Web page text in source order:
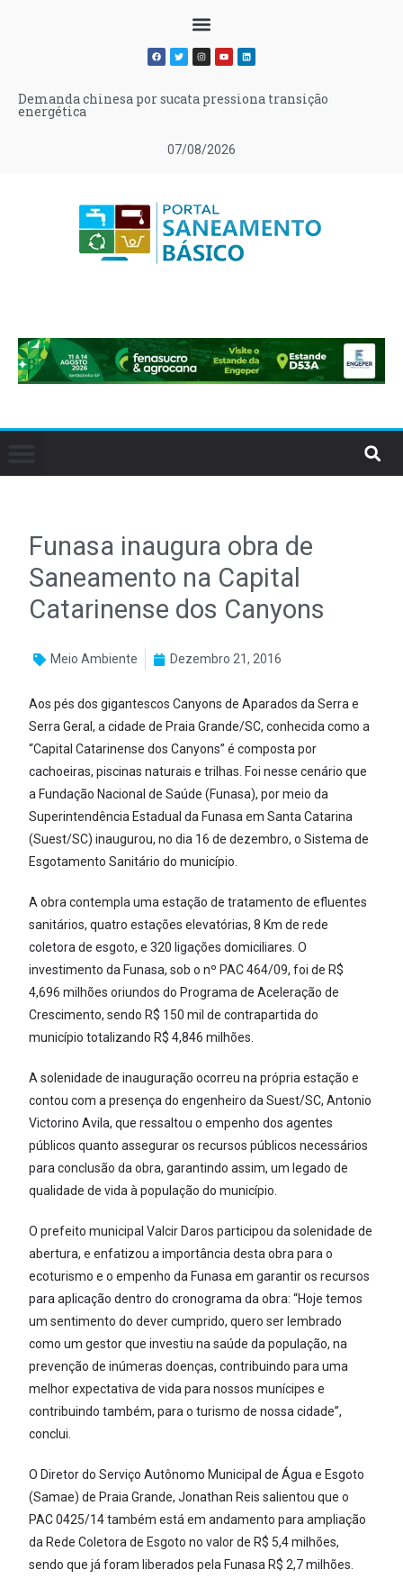
07/08/2026
Demanda chinesa por sucata pressiona transição
energética
Funasa inaugura obra de
Saneamento na Capital
Catarinense dos Canyons
Meio Ambiente Dezembro 21, 2016
Aos pés dos gigantescos Canyons de Aparados da Serra e
Serra Geral, a cidade de Praia Grande/SC, conhecida como a
“Capital Catarinense dos Canyons” é composta por
cachoeiras, piscinas naturais e trilhas. Foi nesse cenário que
a Fundação Nacional de Saúde (Funasa), por meio da
Superintendência Estadual da Funasa em Santa Catarina
(Suest/SC) inaugurou, no dia 16 de dezembro, o Sistema de
Esgotamento Sanitário do município.
A obra contempla uma estação de tratamento de efluentes
sanitários, quatro estações elevatórias, 8 Km de rede
coletora de esgoto, e 320 ligações domiciliares. O
investimento da Funasa, sob o nº PAC 464/09, foi de R$
4,696 milhões oriundos do Programa de Aceleração de
Crescimento, sendo R$ 150 mil de contrapartida do
município totalizando R$ 4,846 milhões.
A solenidade de inauguração ocorreu na própria estação e
contou com a presença do engenheiro da Suest/SC, Antonio
Victorino Avila, que ressaltou o empenho dos agentes
públicos quanto assegurar os recursos públicos necessários
para conclusão da obra, garantindo assim, um legado de
qualidade de vida à população do município.
O prefeito municipal Valcir Daros participou da solenidade de
abertura, e enfatizou a importância desta obra para o
ecoturismo e o empenho da Funasa em garantir os recursos
para aplicação dentro do cronograma da obra: “Hoje temos
um sentimento do dever cumprido, quero ser lembrado
como um gestor que investiu na saúde da população, na
prevenção de inúmeras doenças, contribuindo para uma
melhor expectativa de vida para nossos munícipes e
contribuindo também, para o turismo de nossa cidade”,
conclui.
O Diretor do Serviço Autônomo Municipal de Água e Esgoto
(Samae) de Praia Grande, Jonathan Reis salientou que o
PAC 0425/14 também está em andamento para ampliação
da Rede Coletora de Esgoto no valor de R$ 5,4 milhões,
sendo que já foram liberados pela Funasa R$ 2,7 milhões.